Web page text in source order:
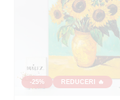
-25% REDUCERI 🔥